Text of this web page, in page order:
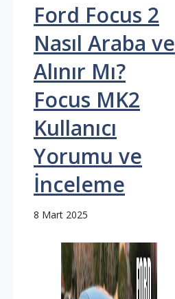
Ford Focus 2
Nasıl Araba ve
Alınır Mı?
Focus MK2
Kullanıcı
Yorumu ve
İnceleme
8 Mart 2025